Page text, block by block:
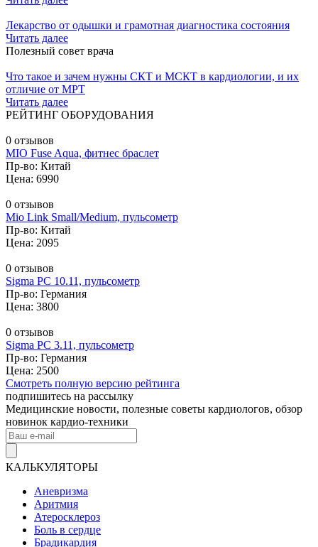
Лекарство от одышки и грамотная диагностика состояния
Читать далее
Полезный совет врача
Что такое и зачем нужны СКТ и МСКТ в кардиологии, и их
отличие от МРТ
Читать далее
РЕЙТИНГ ОБОРУДОВАНИЯ
0 отзывов
MIO Fuse Aqua, фитнес браслет
Пр-во: Китай
Цена: 6990
0 отзывов
Mio Link Small/Medium, пульсометр
Пр-во: Китай
Цена: 2095
0 отзывов
Sigma PC 10.11, пульсометр
Пр-во: Германия
Цена: 3800
0 отзывов
Sigma PC 3.11, пульсометр
Пр-во: Германия
Цена: 2500
Смотреть полную версию рейтинга
подпишитесь на рассылку
Медицинские новости, полезные советы кардиологов, обзор
новинок кардио-техники
КАЛЬКУЛЯТОРЫ
Аневризма
Аритмия
Атеросклероз
Боль в сердце
Брадикардия